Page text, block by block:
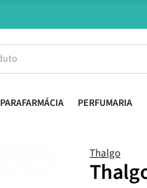
PARAFARMÁCIA PERFUMARIA
Thalgo